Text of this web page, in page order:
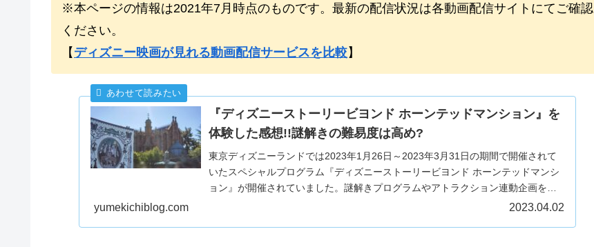
※本ページの情報は2021年7月時点のものです。最新の配信状況は各動画配信サイトにてご確認
ください。
【 ディズニー映画が見れる動画配信サービスを比較】
『ディズニーストーリービヨンド ホーンテッドマンション』を
体験した感想!!謎解きの難易度は高め?
東京ディズニーランドでは2023年1月26日～2023年3月31日の期間で開催されて
いたスペシャルプログラム『ディズニーストーリービヨンド ホーンテッドマンシ
ョン』が開催されていました。謎解きプログラムやアトラクション連動企画を体
yumekichiblog.com 2023.04.02